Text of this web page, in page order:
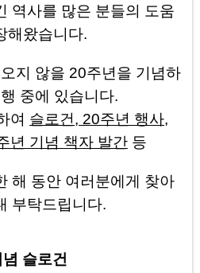
역사를 많은 분들의 도움
해왔습니다.
지 않을 20주년을 기념하
중에 있습니다.
여 슬로건, 20주년 행사,
년 기념 책자 발간 등
해 동안 여러분에게 찾아
부탁드립니다.
슬로건